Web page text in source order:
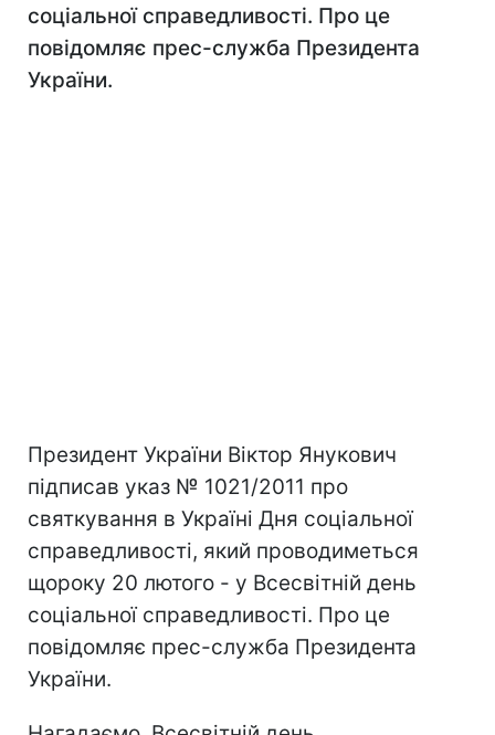
соціальної справедливості. Про це
повідомляє прес-служба Президента
України.
Президент України Віктор Янукович
підписав указ № 1021/2011 про
святкування в Україні Дня соціальної
справедливості, який проводиметься
щороку 20 лютого - у Всесвітній день
соціальної справедливості. Про це
повідомляє прес-служба Президента
України.